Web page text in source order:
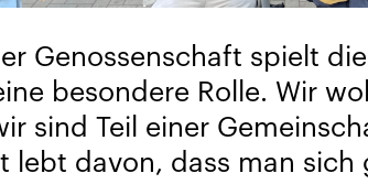
Genossenschaft spielt
besondere Rolle. Wir
sind Teil einer
lebt davon, dass man